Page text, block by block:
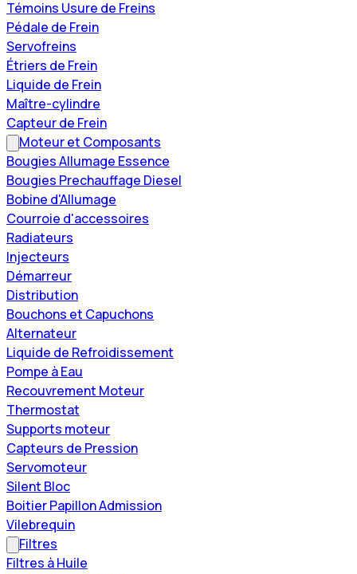
Témoins Usure de Freins
Pédale de Frein
Servofreins
Étriers de Frein
Liquide de Frein
Maître-cylindre
Capteur de Frein
Moteur et Composants
Bougies Allumage Essence
Bougies Prechauffage Diesel
Bobine d'Allumage
Courroie d'accessoires
Radiateurs
Injecteurs
Démarreur
Distribution
Bouchons et Capuchons
Alternateur
Liquide de Refroidissement
Pompe à Eau
Recouvrement Moteur
Thermostat
Supports moteur
Capteurs de Pression
Servomoteur
Silent Bloc
Boitier Papillon Admission
Vilebrequin
Filtres
Filtres à Huile